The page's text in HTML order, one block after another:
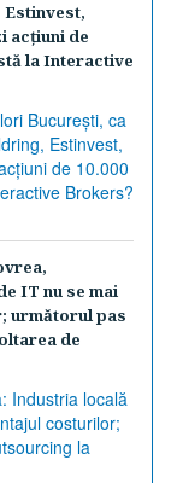
acţiuni de
la Interactive
IT nu se mai
următorul pas
de